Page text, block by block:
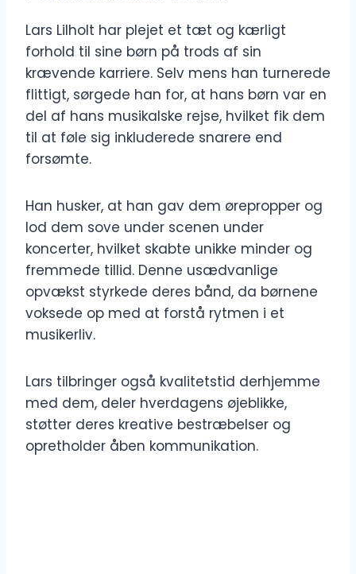
Lars Lilholt har plejet et tæt og kærligt
forhold til sine børn på trods af sin
krævende karriere. Selv mens han turnerede
flittigt, sørgede han for, at hans børn var en
del af hans musikalske rejse, hvilket fik dem
til at føle sig inkluderede snarere end
forsømte.
Han husker, at han gav dem ørepropper og
lod dem sove under scenen under
koncerter, hvilket skabte unikke minder og
fremmede tillid. Denne usædvanlige
opvækst styrkede deres bånd, da børnene
voksede op med at forstå rytmen i et
musikerliv.
Lars tilbringer også kvalitetstid derhjemme
med dem, deler hverdagens øjeblikke,
støtter deres kreative bestræbelser og
opretholder åben kommunikation.